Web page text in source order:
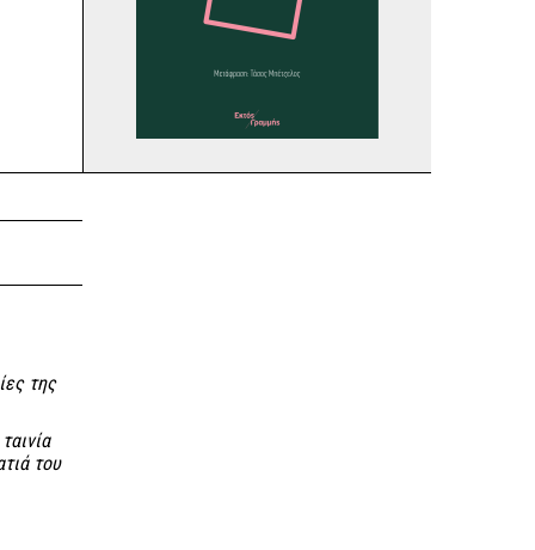
της
του